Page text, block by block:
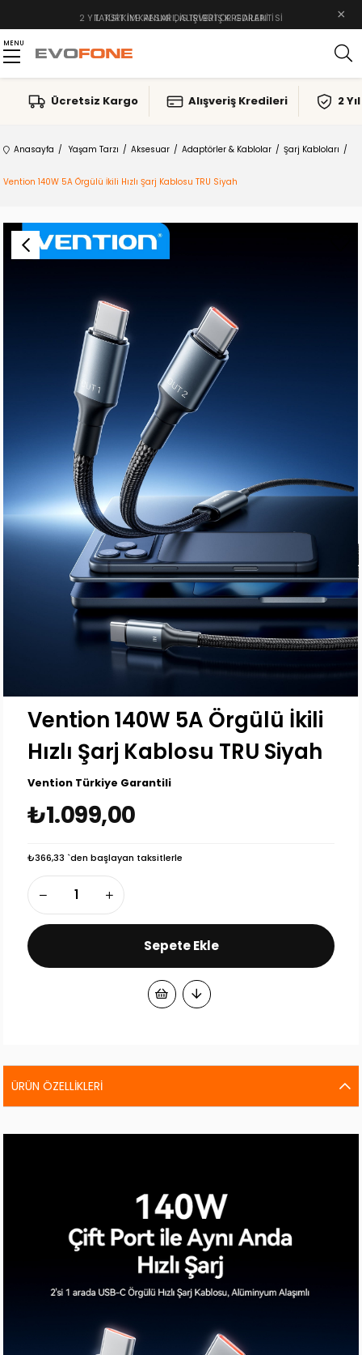
TAKSIT İMKANLARI, ALIŞVERIŞ KREDILERI ×
MENU
Ücretsiz Kargo Alışveriş Kredileri 2
Anasayfa Yaşam Tarzı Aksesuar Adaptörler & Kablolar Şarj Kabloları
Vention 140W 5A Örgülü İkili Hızlı Şarj Kablosu TRU Siyah
Vention 140W 5A Örgülü İkili
Hızlı Şarj Kablosu TRU Siyah
Vention Türkiye Garantili
₺1.099,00
₺366,33 `den başlayan taksitlerle
ÜRÜN ÖZELLIKLERI